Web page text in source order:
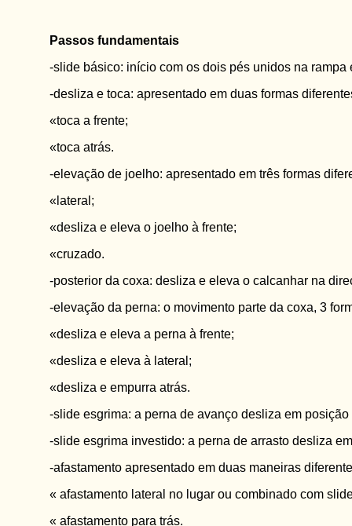
Passos fundamentais
-slide básico: início com os dois pés unidos na rampa
-desliza e toca: apresentado em duas formas
«toca a frente;
«toca atrás.
-elevação de joelho: apresentado em três formas
«lateral;
«desliza e eleva o joelho à frente;
«cruzado.
-posterior da coxa: desliza e eleva o calcanhar na
-elevação da perna: o movimento parte da coxa, 3
«desliza e eleva a perna à frente;
«desliza e eleva à lateral;
«desliza e empurra atrás.
-slide esgrima: a perna de avanço desliza em posição
-slide esgrima investido: a perna de arrasto desliza
-afastamento apresentado em duas maneiras
« afastamento lateral no lugar ou combinado com
« afastamento para trás.